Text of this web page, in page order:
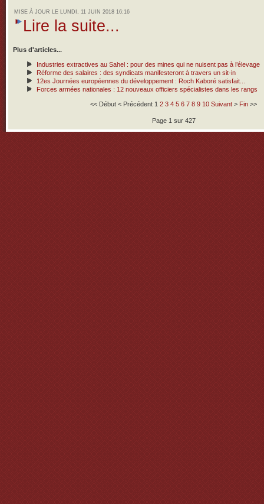
MISE À JOUR LE LUNDI, 11 JUIN 2018 16:16
Lire la suite...
Plus d'articles...
Industries extractives au Sahel : pour des mines qui ne nuisent pas à l’élevage
Réforme des salaires : des syndicats manifesteront à travers un sit-in
12es Journées européennes du développement : Roch Kaboré satisfait...
Forces armées nationales : 12 nouveaux officiers spécialistes dans les rangs
<< Début < Précédent 1 2 3 4 5 6 7 8 9 10 Suivant > Fin >>
Page 1 sur 427